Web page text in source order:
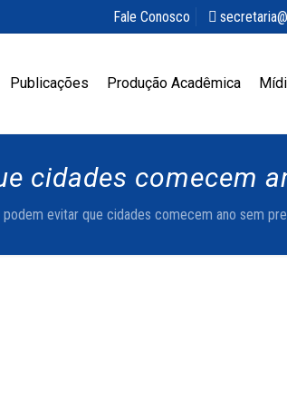
Fale Conosco
Publicações Produção Acadêmica
cidades comecem
evitar que cidades comecem ano sem